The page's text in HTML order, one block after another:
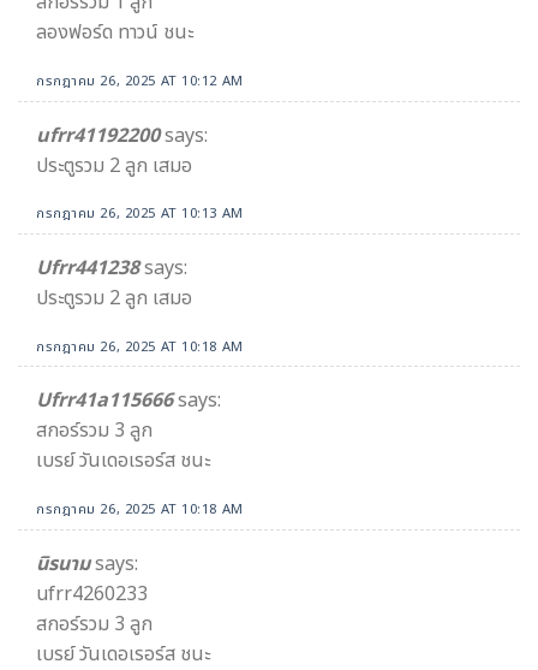
ลองฟอร์ด ทาวน์ ชนะ
กรกฎาคม 26, 2025 AT 10:12 AM
ufrr41192200says:
ประตูรวม 2 ลูก เสมอ
กรกฎาคม 26, 2025 AT 10:13 AM
Ufrr441238says:
ประตูรวม 2 ลูก เสมอ
กรกฎาคม 26, 2025 AT 10:18 AM
Ufrr41a115666says:
สกอร์รวม 3 ลูก
เบรย์ วันเดอเรอร์ส ชนะ
กรกฎาคม 26, 2025 AT 10:18 AM
นิรนามsays:
ufrr4260233
สกอร์รวม 3 ลูก
เบรย์ วันเดอเรอร์ส ชนะ